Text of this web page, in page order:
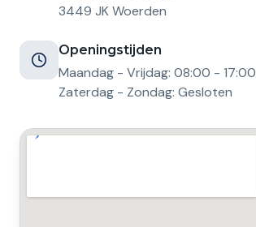
3449 JK Woerden
Openingstijden
Maandag - Vrijdag: 08:00 - 17:00
Zaterdag - Zondag: Gesloten